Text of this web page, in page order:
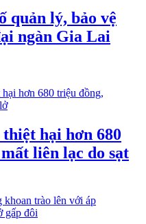
quản lý, bảo vệ
ngàn Gia Lai
hại hơn 680
liên lạc do sạt